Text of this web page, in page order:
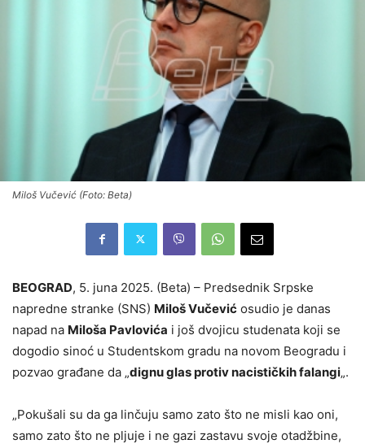
Miloš Vučević (Foto: Beta)
BEOGRAD, 5. juna 2025. (Beta) – Predsednik Srpske
napredne stranke (SNS) Miloš Vučević osudio je danas
napad na Miloša Pavlovića i još dvojicu studenata koji se
dogodio sinoć u Studentskom gradu na novom Beogradu i
pozvao građane da „dignu glas protiv nacističkih falangi„.
„Pokušali su da ga linčuju samo zato što ne misli kao oni,
samo zato što ne pljuje i ne gazi zastavu svoje otadžbine,